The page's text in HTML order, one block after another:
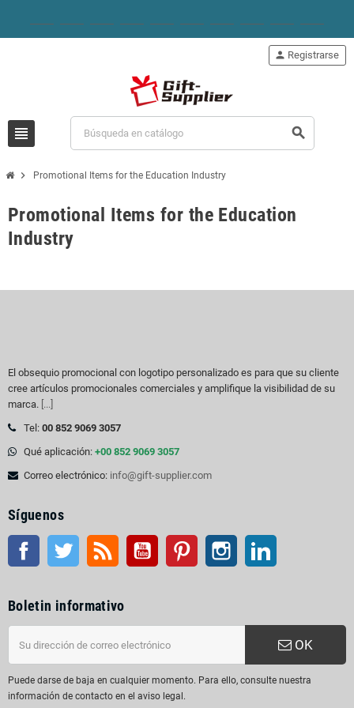
view_headline search
person Registrarse
chevron_right Promotional Items for the Education Industry
Promotional Items for the Education
Industry
El obsequio promocional con logotipo personalizado es para que su cliente
cree artículos promocionales comerciales y amplifique la visibilidad de su
marca. [...]
Tel: 00 852 9069 3057
Qué aplicación: +00 852 9069 3057
Correo electrónico: info@gift-supplier.com
Síguenos
Facebook Gorjeo Rss YouTube Pinterest Instagram
Boletin informativo
OK
Puede darse de baja en cualquier momento. Para ello, consulte nuestra
información de contacto en el aviso legal.